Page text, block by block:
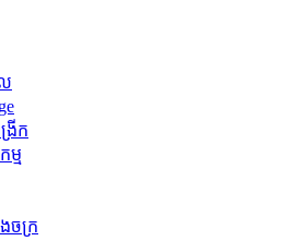
រីក
ម
ចក្រ